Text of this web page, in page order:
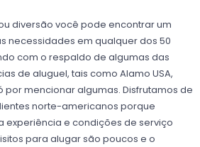
diversão você pode encontrar um
necessidades em qualquer dos 50
com o respaldo de algumas das
de aluguel, tais como Alamo USA,
por mencionar algumas. Disfrutamos de
norte-americanos porque
experiência e condições de serviço
para alugar são poucos e o